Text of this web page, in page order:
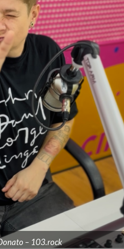
– 103.rock